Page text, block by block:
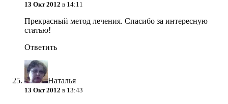
13 Окт 2012 в 14:11
Прекрасный метод лечения. Спасибо за интересную
статью!
Ответить
Наталья
13 Окт 2012 в 13:43